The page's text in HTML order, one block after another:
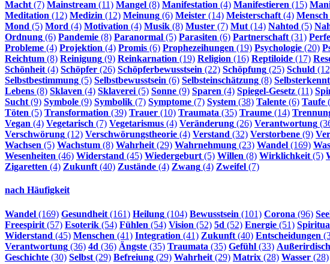
Macht (7) Mainstream (11) Mangel (8) Manifestation (4) Manifestieren (15)
Meditation (12) Medizin (12) Meinung (6) Meister (14) Meisterschaft (4) Mensch
Mond (5) Mord (4) Motivation (4) Musik (8) Muster (7) Mut (14) Nahtod (5)
Ordnung (6) Pandemie (8) Paranormal (5) Parasiten (6) Partnerschaft (31)
Probleme (4) Projektion (4) Promis (6) Prophezeihungen (19) Psychologie (20)
Reichtum (8) Reinigung (9) Reinkarnation (19) Religion (16) Reptiloide (17)
Schönheit (4) Schöpfer (26) Schöpferbewusstsein (22) Schöpfung (25) Schuld
Selbstbestimmung (5) Selbstbewusstsein (6) Selbsteinschätzung (8)
Lebens (8) Sklaven (4) Sklaverei (5) Sonne (9) Sparen (4) Spiegel-Gesetz (11)
Sucht (9) Symbole (9) Symbolik (7) Symptome (7) System (38) Talente (6) Taufe
Töten (5) Transformation (39) Trauer (10) Traumata (35) Traume (14)
Vegan (4) Vegetarisch (7) Vegetarismus (4) Veränderung (26) Verantwortung
Verschwörung (12) Verschwörungstheorie (4) Verstand (32) Verstorbene (9)
Wachsen (5) Wachstum (8) Wahrheit (29) Wahrnehmung (23) Wandel (169)
Wesenheiten (46) Widerstand (45) Wiedergeburt (5) Willen (8) Wirklichkeit (5)
Zigaretten (4) Zukunft (40) Zustände (4) Zwang (4) Zweifel (7)
nach Häufigkeit
Wandel (169) Gesundheit (161) Heilung (104) Bewusstsein (101) Corona (96)
Freespirit (57) Esoterik (54) Fühlen (54) Vision (52) 5d (52) Energie (51)
Widerstand (45) Menschen (41) Integration (41) Zukunft (40) Entscheidungen
Verantwortung (36) 4d (36) Ängste (35) Traumata (35) Gefühl (33)
Geschichte (30) Selbst (29) Befreiung (29) Wahrheit (29) Matrix (28) Wasser (28)